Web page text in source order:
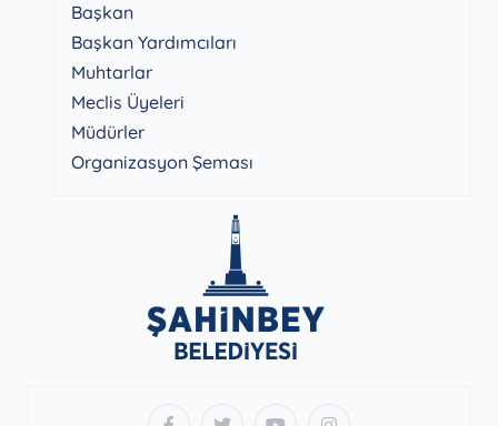
Başkan
Başkan Yardımcıları
Muhtarlar
Meclis Üyeleri
Müdürler
Organizasyon Şeması